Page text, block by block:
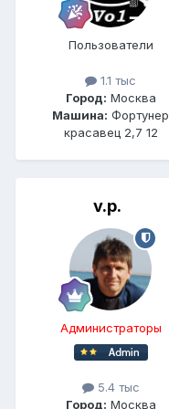
Пользователи
1.1 тыс
Город: Москва
Машина: Фортунер
красавец 2,7 12
v.p.
Администраторы
5.4 тыс
Город: Москва